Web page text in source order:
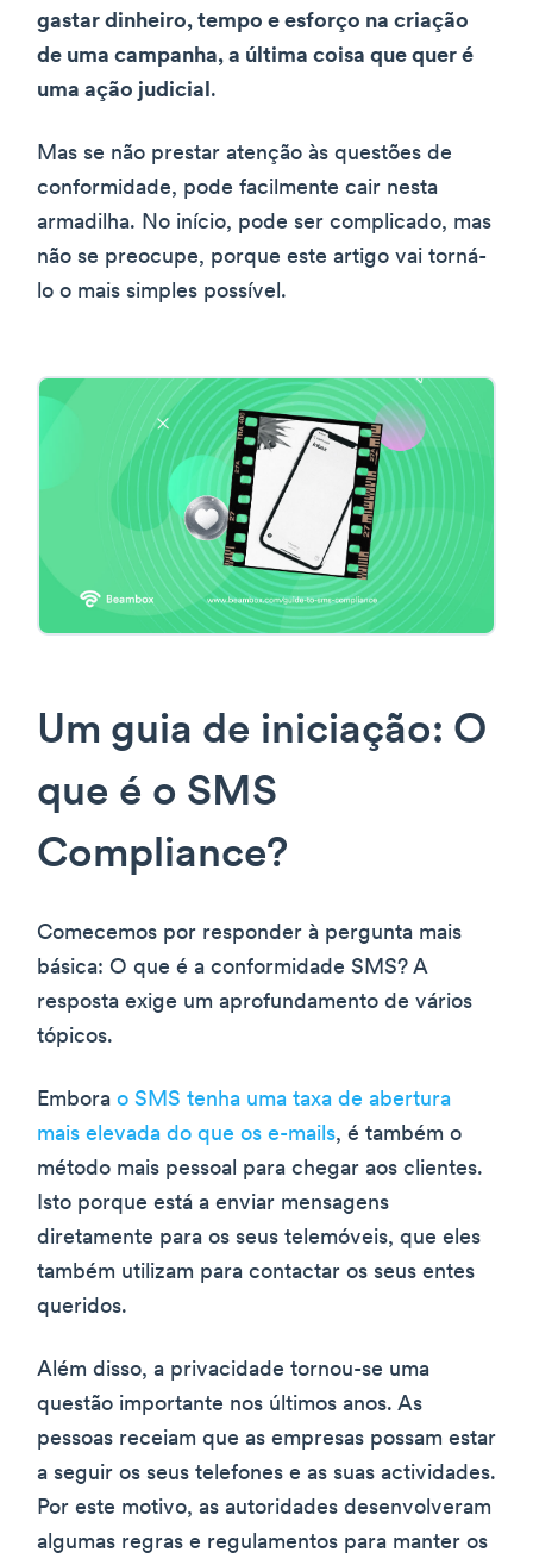
gastar dinheiro, tempo e esforço na criação
de uma campanha, a última coisa que quer é
uma ação judicial .
Mas se não prestar atenção às questões de
conformidade, pode facilmente cair nesta
armadilha. No início, pode ser complicado, mas
não se preocupe, porque este artigo vai torná-
lo o mais simples possível.
Um guia de iniciação: O
que é o SMS
Compliance?
Comecemos por responder à pergunta mais
básica: O que é a conformidade SMS? A
resposta exige um aprofundamento de vários
tópicos.
Embora o SMS tenha uma taxa de abertura
mais elevada do que os e-mails, é também o
método mais pessoal para chegar aos clientes.
Isto porque está a enviar mensagens
diretamente para os seus telemóveis, que eles
também utilizam para contactar os seus entes
queridos.
Além disso, a privacidade tornou-se uma
questão importante nos últimos anos. As
pessoas receiam que as empresas possam estar
a seguir os seus telefones e as suas actividades.
Por este motivo, as autoridades desenvolveram
algumas regras e regulamentos para manter os